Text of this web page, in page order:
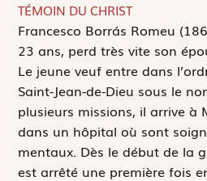
TÉMOIN DU CHRIST
Francesco Borrás Romeu
23 ans, perd très vite son
Le jeune veuf entre dans
Saint-Jean-de-Dieu sous le
plusieurs missions, il arrive à
dans un hôpital où sont
mentaux. Dès le début de la
est arrêté une première fois